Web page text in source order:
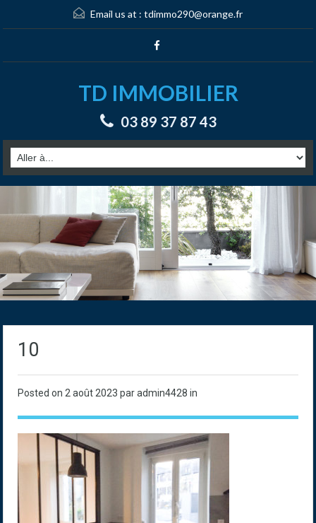
Email us at : tdimmo290@orange.fr
TD IMMOBILIER
03 89 37 87 43
10
Posted on 2 août 2023 par admin4428 in